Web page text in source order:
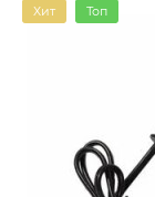
Хит Топ